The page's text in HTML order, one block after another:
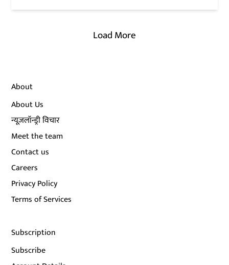
Load More
About
About Us
न्यूज़लॉन्ड्री विचार
Meet the team
Contact us
Careers
Privacy Policy
Terms of Services
Subscription
Subscribe